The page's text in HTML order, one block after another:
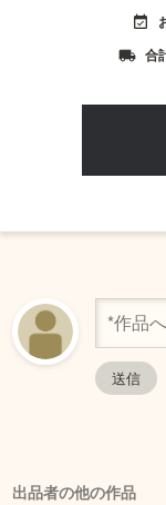
event_available
local_shipping 合
出品者の他の作品